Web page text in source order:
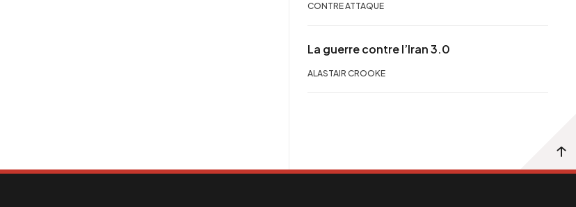
CONTRE ATTAQUE
La guerre contre l’Iran 3.0
ALASTAIR CROOKE